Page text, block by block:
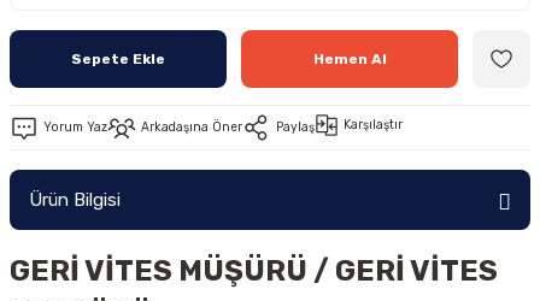
Sepete Ekle Hemen Al
Yorum Yaz Arkadaşına Öner Paylaş Karşılaştır
Ürün Bilgisi
GERİ VİTES MÜŞÜRÜ / GERİ VİTES